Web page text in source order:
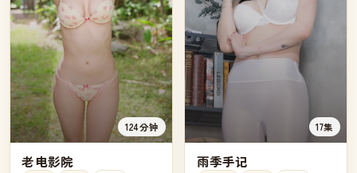
124分钟
老电影院
17集
雨季手记